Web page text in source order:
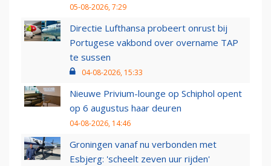
05-08-2026, 7:29
Directie Lufthansa probeert onrust bij
Portugese vakbond over overname TAP
te sussen
04-08-2026, 15:33
Nieuwe Privium-lounge op Schiphol opent
op 6 augustus haar deuren
04-08-2026, 14:46
Groningen vanaf nu verbonden met
Esbjerg: 'scheelt zeven uur rijden'